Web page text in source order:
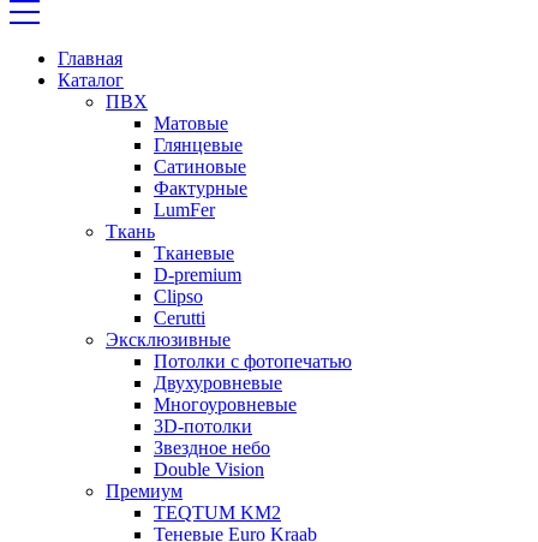
Главная
Каталог
ПВХ
Матовые
Глянцевые
Сатиновые
Фактурные
LumFer
Ткань
Тканевые
D-premium
Clipso
Cerutti
Эксклюзивные
Потолки с фотопечатью
Двухуровневые
Многоуровневые
3D-потолки
Звездное небо
Double Vision
Премиум
TEQTUM KM2
Теневые Euro Kraab